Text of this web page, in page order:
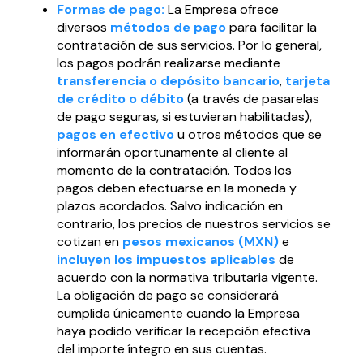
Formas de pago: La Empresa ofrece
diversos métodos de pagopara facilitar la
contratación de sus servicios. Por lo general,
los pagos podrán realizarse mediante
transferencia o depósito bancario, tarjeta
de crédito o débito(a través de pasarelas
de pago seguras, si estuvieran habilitadas),
pagos en efectivou otros métodos que se
informarán oportunamente al cliente al
momento de la contratación. Todos los
pagos deben efectuarse en la moneda y
plazos acordados. Salvo indicación en
contrario, los precios de nuestros servicios se
cotizan en pesos mexicanos (MXN)e
incluyen los impuestos aplicables de
acuerdo con la normativa tributaria vigente.
La obligación de pago se considerará
cumplida únicamente cuando la Empresa
haya podido verificar la recepción efectiva
del importe íntegro en sus cuentas.